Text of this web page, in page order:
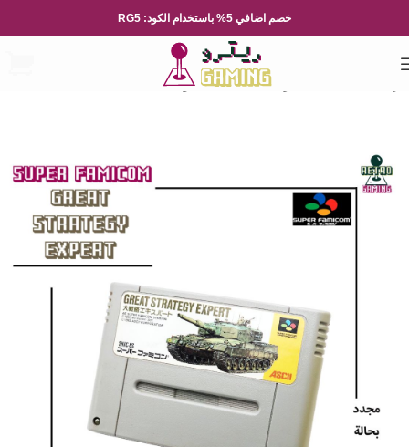
خصم اضافي 5% باستخدام الكود: RG5
Nintendo نينتيندو العائلة